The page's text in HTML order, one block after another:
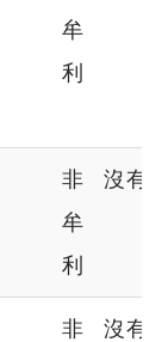
牟
利
非
牟
利
沒有
非
沒有